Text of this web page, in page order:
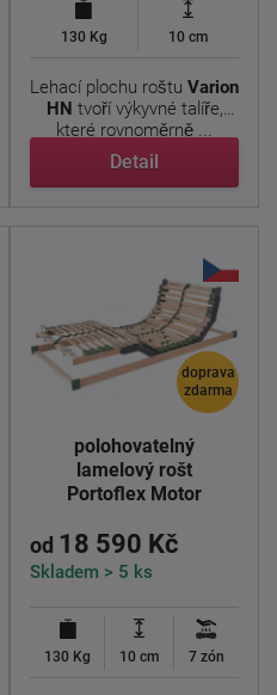
130 Kg 10 cm
Lehací plochu roštu Varion
HN tvoří výkyvné talíře,
které rovnoměrně ...
Detail
doprava
zdarma
polohovatelný
lamelový rošt
Portoflex Motor
od 18 590 Kč
Skladem > 5 ks
130 Kg 10 cm 7 zón